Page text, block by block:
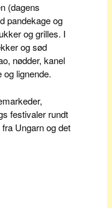
(dagens
pandekage og
og grilles. I
og sød
nødder, kanel
lignende.
festivaler rundt
Ungarn og det